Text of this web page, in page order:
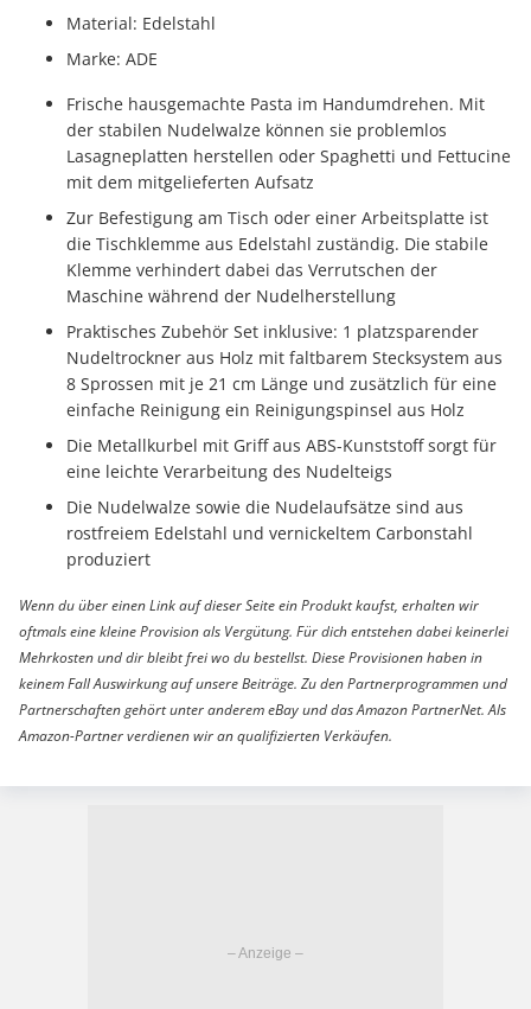
Material: Edelstahl
Marke: ADE
Frische hausgemachte Pasta im Handumdrehen. Mit
der stabilen Nudelwalze können sie problemlos
Lasagneplatten herstellen oder Spaghetti und Fettucine
mit dem mitgelieferten Aufsatz
Zur Befestigung am Tisch oder einer Arbeitsplatte ist
die Tischklemme aus Edelstahl zuständig. Die stabile
Klemme verhindert dabei das Verrutschen der
Maschine während der Nudelherstellung
Praktisches Zubehör Set inklusive: 1 platzsparender
Nudeltrockner aus Holz mit faltbarem Stecksystem aus
8 Sprossen mit je 21 cm Länge und zusätzlich für eine
einfache Reinigung ein Reinigungspinsel aus Holz
Die Metallkurbel mit Griff aus ABS-Kunststoff sorgt für
eine leichte Verarbeitung des Nudelteigs
Die Nudelwalze sowie die Nudelaufsätze sind aus
rostfreiem Edelstahl und vernickeltem Carbonstahl
produziert
Wenn du über einen Link auf dieser Seite ein Produkt kaufst, erhalten wir
oftmals eine kleine Provision als Vergütung. Für dich entstehen dabei keinerlei
Mehrkosten und dir bleibt frei wo du bestellst. Diese Provisionen haben in
keinem Fall Auswirkung auf unsere Beiträge. Zu den Partnerprogrammen und
Partnerschaften gehört unter anderem eBay und das Amazon PartnerNet. Als
Amazon-Partner verdienen wir an qualifizierten Verkäufen.